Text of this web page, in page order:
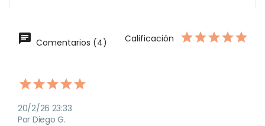
Comentarios (4) Calificación
20/2/26 23:33
Por Diego G.